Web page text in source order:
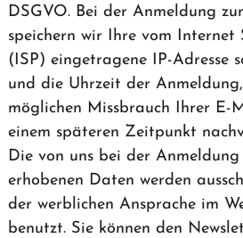
DSGVO. Bei der Anmeldung
speichern wir Ihre vom Internet
(ISP) eingetragene IP-Adresse
und die Uhrzeit der
möglichen Missbrauch Ihrer E-
einem späteren Zeitpunkt
Die von uns bei der
erhobenen Daten werden
der werblichen Ansprache im
benutzt. Sie können den